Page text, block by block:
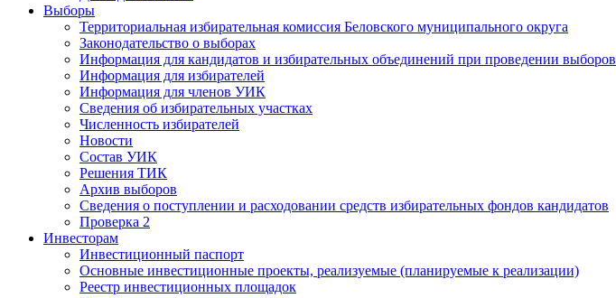
Выборы
Территориальная избирательная комиссия Беловского муниципального округа
Законодательство о выборах
Информация для кандидатов и избирательных объединений при проведении выборов
Информация для избирателей
Информация для членов УИК
Сведения об избирательных участках
Численность избирателей
Новости
Состав УИК
Решения ТИК
Архив выборов
Сведения о поступлении и расходовании средств избирательных фондов кандидатов
Проверка 2
Инвесторам
Инвестиционный паспорт
Основные инвестиционные проекты, реализуемые (планируемые к реализации)
Реестр инвестиционных площадок